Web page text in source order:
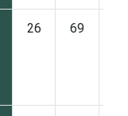
26 69